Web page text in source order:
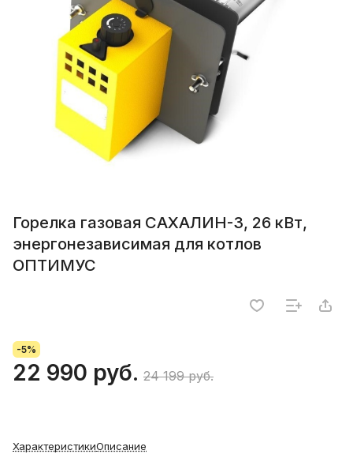
Горелка газовая САХАЛИН-3, 26 кВт,
энергонезависимая для котлов
ОПТИМУС
-5%
22 990 руб. 24 199 руб.
ХарактеристикиОписание